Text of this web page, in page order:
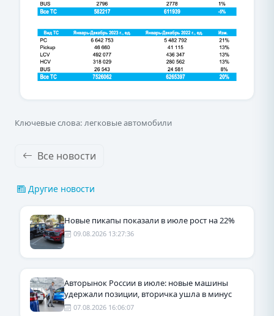
Ключевые слова: легковые автомобили
Все новости
Другие новости
Новые пикапы показали в июле рост на 22%
09.08.2026 13:27:36
Авторынок России в июле: новые машины
удержали позиции, вторичка ушла в минус
07.08.2026 16:06:07